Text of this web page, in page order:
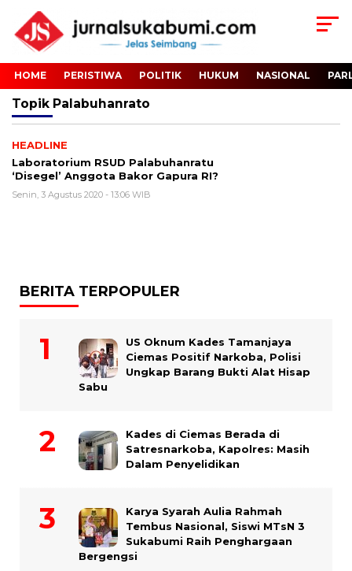
HOME PERISTIWA POLITIK HUKUM NASIONAL
Topik Palabuhanrato
HEADLINE
Laboratorium RSUD Palabuhanratu
‘Disegel’ Anggota Bakor Gapura RI?
Senin, 3 Agustus 2020 - 13:06 WIB
BERITA TERPOPULER
US Oknum Kades Tamanjaya
Ciemas Positif Narkoba, Polisi
Ungkap Barang Bukti Alat Hisap
Sabu
Kades di Ciemas Berada di
Satresnarkoba, Kapolres: Masih
Dalam Penyelidikan
Karya Syarah Aulia Rahmah
Tembus Nasional, Siswi MTsN 3
Sukabumi Raih Penghargaan
Bergengsi